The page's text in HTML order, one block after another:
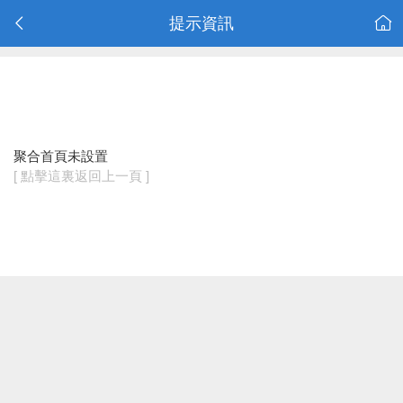
提示資訊
聚合首頁未設置
[ 點擊這裏返回上一頁 ]